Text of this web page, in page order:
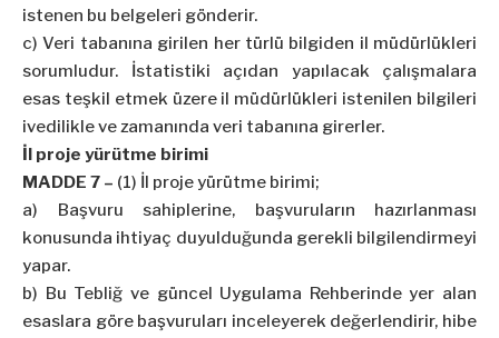
istenen bu belgeleri gönderir.
c) Veri tabanına girilen her türlü bilgiden il müdürlükleri
sorumludur. İstatistiki açıdan yapılacak çalışmalara
esas teşkil etmek üzere il müdürlükleri istenilen bilgileri
ivedilikle ve zamanında veri tabanına girerler.
İl proje yürütme birimi
MADDE 7 – (1) İl proje yürütme birimi;
a) Başvuru sahiplerine, başvuruların hazırlanması
konusunda ihtiyaç duyulduğunda gerekli bilgilendirmeyi
yapar.
b) Bu Tebliğ ve güncel Uygulama Rehberinde yer alan
esaslara göre başvuruları inceleyerek değerlendirir, hibe